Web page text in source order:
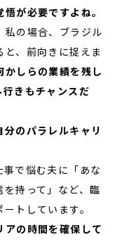
が必要ですよね。
私の場合、ブラジル
、前向きに捉えま
かしらの業績を残し
きもチャンスだ
のパラレルキャリ
で悩む夫に「あな
持って」など、臨
トしています。
アの時間を確保して